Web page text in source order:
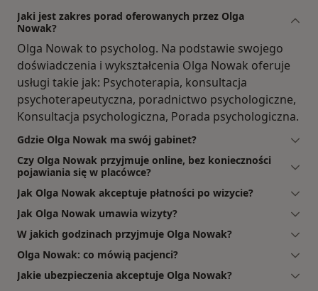
Jaki jest zakres porad oferowanych przez Olga
Nowak?
Olga Nowak to psycholog. Na podstawie swojego
doświadczenia i wykształcenia Olga Nowak oferuje
usługi takie jak: Psychoterapia, konsultacja
psychoterapeutyczna, poradnictwo psychologiczne,
Konsultacja psychologiczna, Porada psychologiczna.
Gdzie Olga Nowak ma swój gabinet?
Czy Olga Nowak przyjmuje online, bez konieczności
pojawiania się w placówce?
Jak Olga Nowak akceptuje płatności po wizycie?
Jak Olga Nowak umawia wizyty?
W jakich godzinach przyjmuje Olga Nowak?
Olga Nowak: co mówią pacjenci?
Jakie ubezpieczenia akceptuje Olga Nowak?